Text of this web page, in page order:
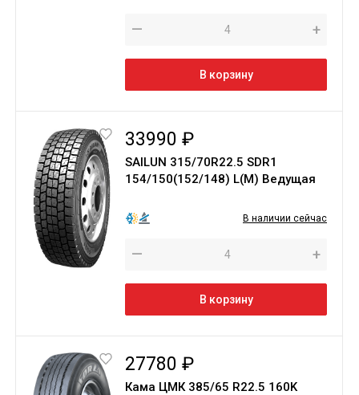
— +
В корзину
33990 ₽
SAILUN 315/70R22.5 SDR1
154/150(152/148) L(M) Ведущая
В наличии сейчас
— +
В корзину
27780 ₽
Кама ЦМК 385/65 R22.5 160K